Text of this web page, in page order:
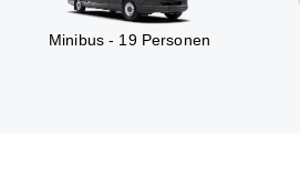
Minibus - 19 Personen